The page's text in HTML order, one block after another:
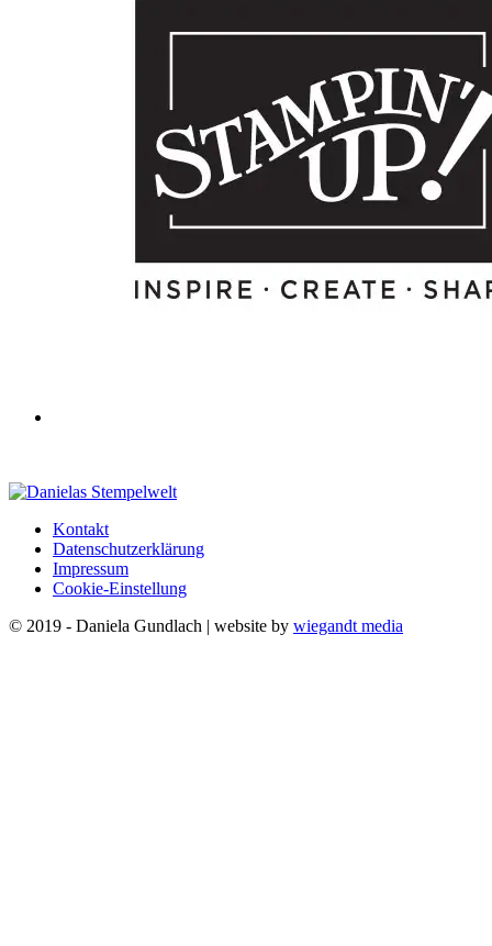
Kontakt
Datenschutzerklärung
Impressum
Cookie-Einstellung
© 2019 - Daniela Gundlach | website by wiegandt media